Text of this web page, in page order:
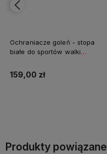
Ochraniacze goleń - stopa
białe do sportów walki
159,00 zł
Produkty powiązane